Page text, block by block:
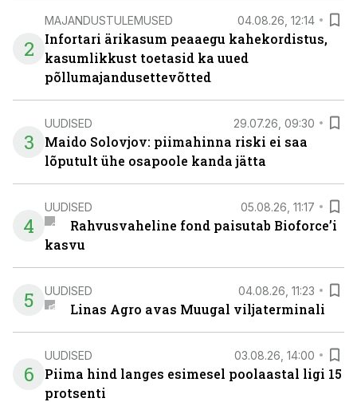
2
MAJANDUSTULEMUSED 04.08.26, 12:14
Infortari ärikasum peaaegu kahekordistus,
kasumlikkust toetasid ka uued
põllumajandusettevõtted
3
UUDISED 29.07.26, 09:30
Maido Solovjov: piimahinna riski ei saa
lõputult ühe osapoole kanda jätta
4
UUDISED 05.08.26, 11:17
Rahvusvaheline fond paisutab Bioforce’i
kasvu
5 UUDISED 04.08.26, 11:23
Linas Agro avas Muugal viljaterminali
6
UUDISED 03.08.26, 14:00
Piima hind langes esimesel poolaastal ligi 15
protsenti